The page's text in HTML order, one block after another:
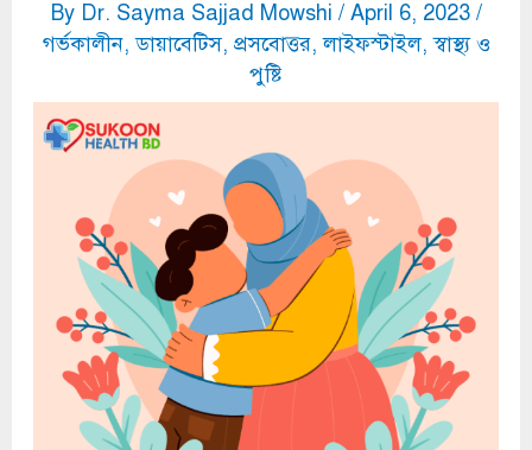
By Dr. Sayma Sajjad Mowshi / April 6, 2023 /
গর্ভকালীন,ডায়াবেটিস, প্রসবোত্তর,লাইফস্টাইল,স্বাস্থ্য ও
পুষ্টি